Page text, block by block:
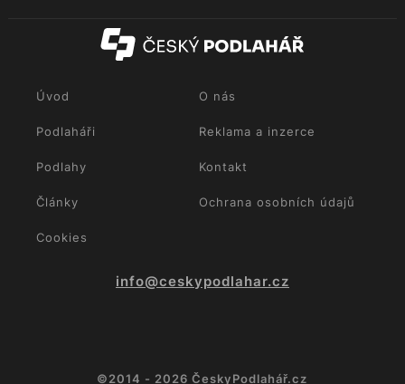
Úvod O nás
Podlaháři Reklama a inzerce
Podlahy Kontakt
Články Ochrana osobních údajů
Cookies
info@ceskypodlahar.cz
©2014 - 2026 ČeskyPodlahář.cz